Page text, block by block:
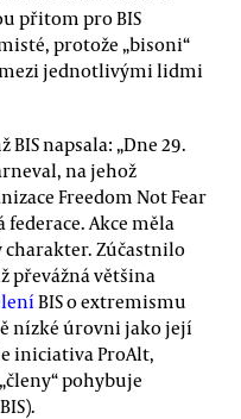
přitom pro BIS
protože „bisoni“
mezi jednotlivými lidmi
napsala: „Dne 29.
na jehož
Freedom Not Fear
Akce měla
Zúčastnilo
převážná většina
BIS o extremismu
nízké úrovni jako její
iniciativa ProAlt,
pohybuje